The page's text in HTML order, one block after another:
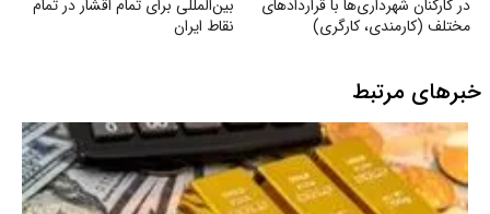
در کارکنان شهرداری‌ها با قراردادهای
مختلف (کارمندی، کارگری)
بین‌المللی برای تمام اقشار در تمام
نقاط ایران
خبرهای مرتبط